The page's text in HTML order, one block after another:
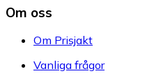
Om oss
Om Prisjakt
Vanliga frågor